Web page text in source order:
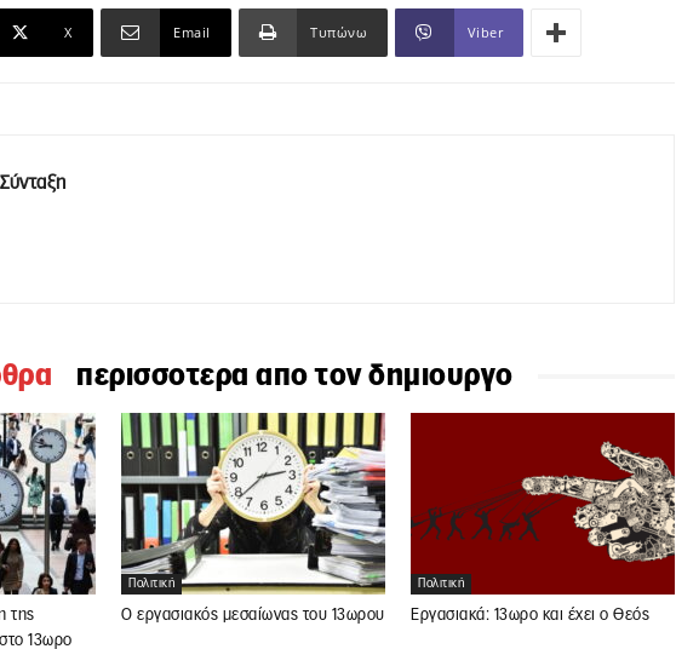
X Email Τυπώνω Viber
Σύνταξη
περισσοτερα απο τον δημιουργο
της
13ωρο
Πολιτική
Ο εργασιακός μεσαίωνας του 13ωρου
Πολιτική
Εργασιακά: 13ωρο και έχει ο Θεός